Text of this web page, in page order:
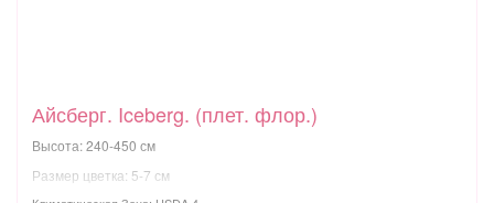
Айсберг. Iceberg. (плет. флор.)
Высота: 240-450 см
Размер цветка: 5-7 см